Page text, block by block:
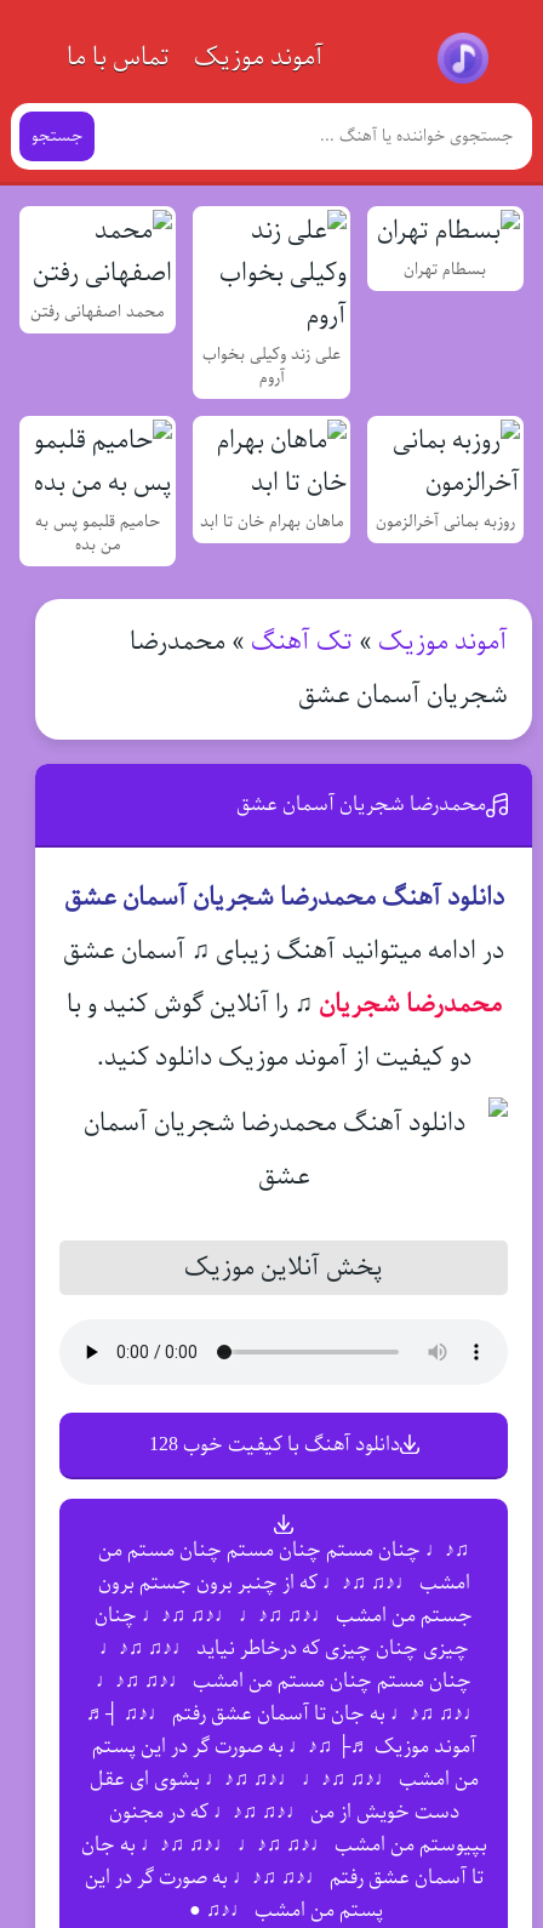
آموند موزیک تماس با ما
جستجو
بسطام تهران
علی زند وکیلی بخواب
آروم
محمد اصفهانی رفتن
روزبه بمانی آخرالزمون ماهان بهرام خان تا ابد
حامیم قلبمو پس به
من بده
آموند موزیک » تک آهنگ » محمدرضا
شجریان آسمان عشق
محمدرضا شجریان آسمان عشق
دانلود آهنگ محمدرضا شجریان آسمان عشق
در ادامه میتوانید آهنگ زیبای ♫ آسمان عشق
محمدرضا شجریان ♫ را آنلاین گوش کنید و با
دو کیفیت از آموند موزیک دانلود کنید.
پخش آنلاین موزیک
دانلود آهنگ با کیفیت خوب 128
♫♪♩ چنان مستم چنان مستم چنان مستم من
امشب ♩♪♫ ♫♪♩ که از چنبر برون جستم برون
جستم من امشب ♩♪♫ ♫♪♩ ♩♪♫ ♫♪♩ چنان
چیزی چنان چیزی‌ که درخاطر نیاید ♩♪♫ ♫♪♩
چنان مستم چنان مستم من امشب ♩♪♫ ♫♪♩
♩♪♫ ♫♪♩ به جان تا آسمان عشق رفتم ♩♪♫ ┤♬
آموند موزیک ♬├ ♫♪♩ به صورت‌ گر در این پستم
من امشب ♩♪♫ ♫♪♩ ♩♪♫ ♫♪♩ بشوی ای عقل
دست خویش از من ♩♪♫ ♫♪♩ که در مجنون
بپیوستم من امشب ♩♪♫ ♫♪♩ ♩♪♫ ♫♪♩ به جان
تا آسمان عشق رفتم ♩♪♫ ♫♪♩ به صورت گر در این
پستم من امشب ♩♪♫ ●